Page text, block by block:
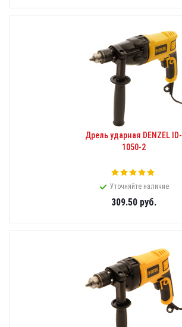
Дрель ударная DENZEL ID-
1050-2
Уточняйте наличие
309.50руб.